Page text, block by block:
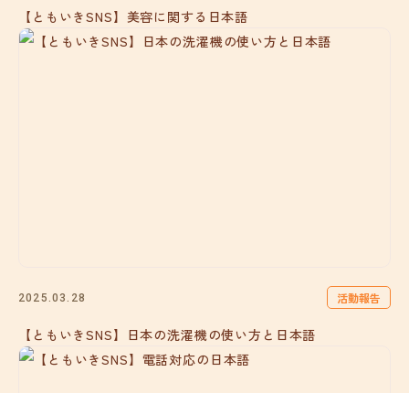
【ともいきSNS】美容に関する日本語
2025.03.28 活動報告
【ともいきSNS】日本の洗濯機の使い方と日本語